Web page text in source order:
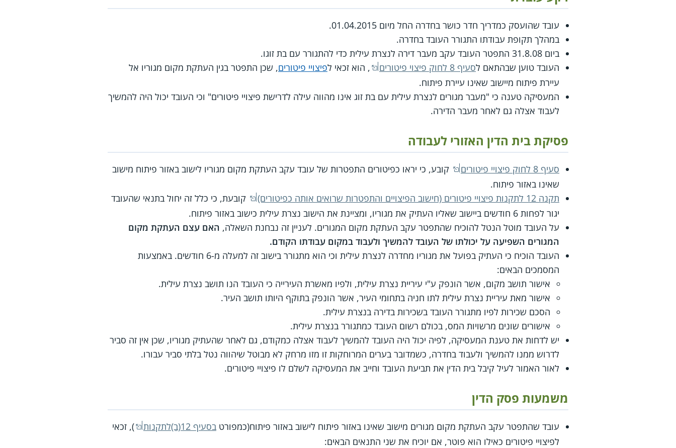
עובד שהועסק כמדריך חדר כושר בחדרה החל מיום 01.04.2015.
במהלך תקופת עבודתו התגורר העובד בחדרה.
ביום 31.8.08 התפטר העובד עקב מעבר דירה לנצרת עילית כדי להתגורר עם בת זוגו.
העובד טוען שבהתאם לסעיף 8 לחוק פיצוי פיטורים , הוא זכאי לפיצויי פיטורים, שכן התפטר בגין העתקת מקום מגוריו אל
עיירת פיתוח מיישוב שאינו עיירת פיתוח.
המעסיקה טענה כי "מעבר מגורים לנצרת עילית עם בת זוג אינו מהווה עילה לדרישת פיצויי פיטורים" וכי העובד יכול היה להמשיך
לעבוד אצלה גם לאחר מעבר הדירה.
פסיקת בית הדין האזורי לעבודה
סעיף 8 לחוק פיצויי פיטורים
קובע, כי יראו כפיטורים התפטרות של עובד עקב העתקת מקום מגוריו לישוב באזור פיתוח מישוב
שאינו באזור פיתוח.
תקנה 12 לתקנות פיצויי פיטורים (חישוב הפיצויים והתפטרות שרואים אותה כפיטורים)
קובעת, כי כלל זה יחול בתנאי שהעובד
יגור לפחות 6 חודשים ביישוב שאליו העתיק את מגוריו, ומציינת את הישוב נצרת עילית כישוב באזור פיתוח.
על העובד מוטל הנטל להוכיח שהתפטר עקב העתקת מקום המגורים. לעניין זה נבחנת השאלה, האם עצם העתקת מקום
המגורים השפיעה על יכולתו של העובד להמשיך ולעבוד במקום עבודתו הקודם.
העובד הוכיח כי העתיק בפועל את מגוריו מחדרה לנצרת עילית וכי הוא מתגורר בישוב זה למעלה מ-6 חודשים. באמצעות
המסמכים הבאים:
אישור תושב מקום, אשר הונפק ע"י עיריית נצרת עילית, ולפיו מאשרת העירייה כי העובד הנו תושב נצרת עילית.
אישור מאת עיריית נצרת עילית לתו חניה בתחומי העיר, אשר הונפק בתוקף היותו תושב העיר.
הסכם שכירות לפיו מתגורר העובד בשכירות בדירה בנצרת עילית.
אישורים שונים מרשויות המס, בכולם רשום העובד כמתגורר בנצרת עילית.
יש לדחות את טענת המעסיקה, לפיה יכול היה העובד להמשיך לעבוד אצלה כמקודם, גם לאחר שהעתיק מגוריו, שכן אין זה סביר
לדרוש ממנו להמשיך ולעבוד בחדרה, כשמדובר בערים המרוחקות זו מזו מרחק לא מבוטל שיהווה נטל בלתי סביר עבורו.
לאור האמור לעיל קיבל בית הדין את תביעת העובד וחייב את המעסיקה לשלם לו פיצויי פיטורים.
משמעות פסק הדין
עובד שהתפטר עקב העתקת מקום מגורים מישוב שאינו באזור פיתוח לישוב באזור פיתוח(כמפורט בסעיף 12(ב)לתקנות
), זכאי
לפיצויי פיטורים כאילו הוא פוטר, אם יוכיח את שני התנאים הבאים: